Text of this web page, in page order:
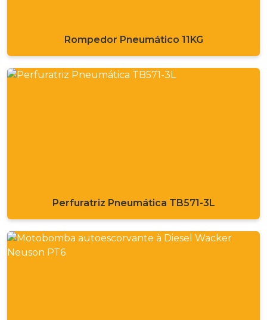
Rompedor Pneumático 11KG
Perfuratriz Pneumática TB571-3L